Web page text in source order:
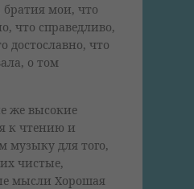
братия мои, что
что справедливо,
достославно, что
о том
же высокие
к чтению и
музыку для того,
чистые,
мысли Хорошая